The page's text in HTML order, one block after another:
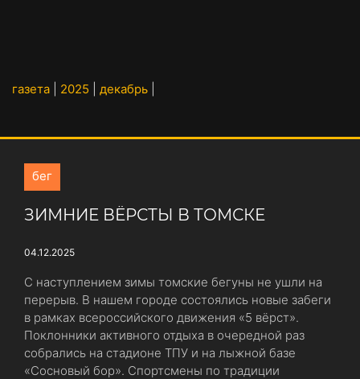
газета 2025 декабрь
бег
ЗИМНИЕ ВЁРСТЫ В ТОМСКЕ
04.12.2025
С наступлением зимы томские бегуны не ушли на
перерыв. В нашем городе состоялись новые забеги
в рамках всероссийского движения «5 вёрст».
Поклонники активного отдыха в очередной раз
собрались на стадионе ТПУ и на лыжной базе
«Сосновый бор». Спортсмены по традиции